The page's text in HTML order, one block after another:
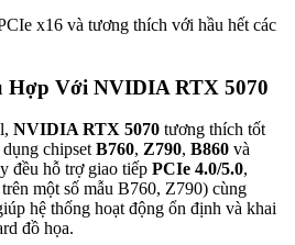
x16 và tương thích với hầu hết các
Hợp Với NVIDIA RTX 5070
NVIDIA RTX 5070 tương thích tốt
chipset B760, Z790, B860 và
đều hỗ trợ giao tiếp PCIe 4.0/5.0,
một số mẫu B760, Z790) cùng
hệ thống hoạt động ổn định và khai
đồ họa.